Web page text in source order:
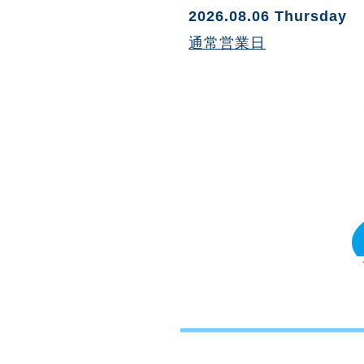
2026.08.06 Thursday
通常営業日